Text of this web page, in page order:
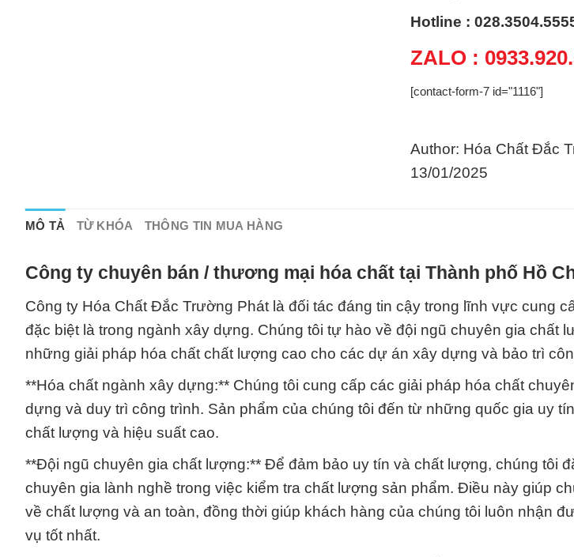
Hotline :
ZALO :
[contact-form-7 id="1116"]
Author: Hóa Chất Đắc
13/01/2025
MÔ TẢ TỪ KHÓA THÔNG TIN MUA HÀNG
Công ty chuyên bán / thương mại hóa chất tại Thành phố Hồ
Công ty Hóa Chất Đắc Trường Phát là đối tác đáng tin cậy trong lĩnh vực cung
đặc biệt là trong ngành xây dựng. Chúng tôi tự hào về đội ngũ chuyên gia chất
những giải pháp hóa chất chất lượng cao cho các dự án xây dựng và bảo trì
**Hóa chất ngành xây dựng:** Chúng tôi cung cấp các giải pháp hóa chất
dựng và duy trì công trình. Sản phẩm của chúng tôi đến từ những quốc gia uy
chất lượng và hiệu suất cao.
**Đội ngũ chuyên gia chất lượng:** Để đảm bảo uy tín và chất lượng, chúng tôi
chuyên gia lành nghề trong việc kiểm tra chất lượng sản phẩm. Điều này giúp
về chất lượng và an toàn, đồng thời giúp khách hàng của chúng tôi luôn nhận
vụ tốt nhất.